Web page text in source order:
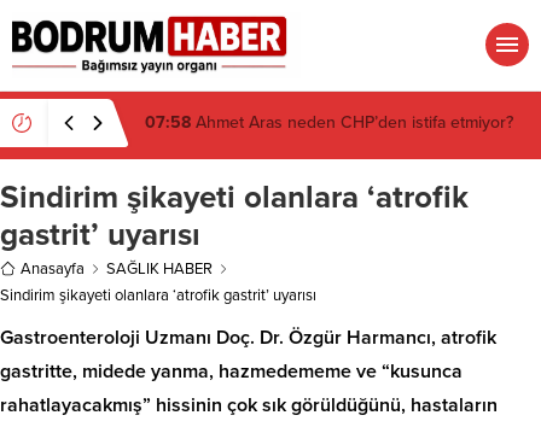
07:26 Muğla’da 2 Milyon 280 Bin TL’lik Akü
Hırsızlığı Zanlısı Yakalandı
Sindirim şikayeti olanlara ‘atrofik
gastrit’ uyarısı
Anasayfa
SAĞLIK HABER
Sindirim şikayeti olanlara ‘atrofik gastrit’ uyarısı
Gastroenteroloji Uzmanı Doç. Dr. Özgür Harmancı, atrofik
gastritte, midede yanma, hazmedememe ve “kusunca
rahatlayacakmış” hissinin çok sık görüldüğünü, hastaların